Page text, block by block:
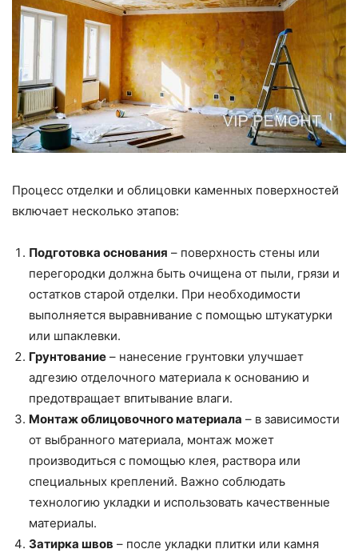
Процесс отделки и облицовки каменных поверхностей
включает несколько этапов:
Подготовка основания – поверхность стены или
перегородки должна быть очищена от пыли, грязи и
остатков старой отделки. При необходимости
выполняется выравнивание с помощью штукатурки
или шпаклевки.
Грунтование – нанесение грунтовки улучшает
адгезию отделочного материала к основанию и
предотвращает впитывание влаги.
Монтаж облицовочного материала – в зависимости
от выбранного материала, монтаж может
производиться с помощью клея, раствора или
специальных креплений. Важно соблюдать
технологию укладки и использовать качественные
материалы.
Затирка швов – после укладки плитки или камня